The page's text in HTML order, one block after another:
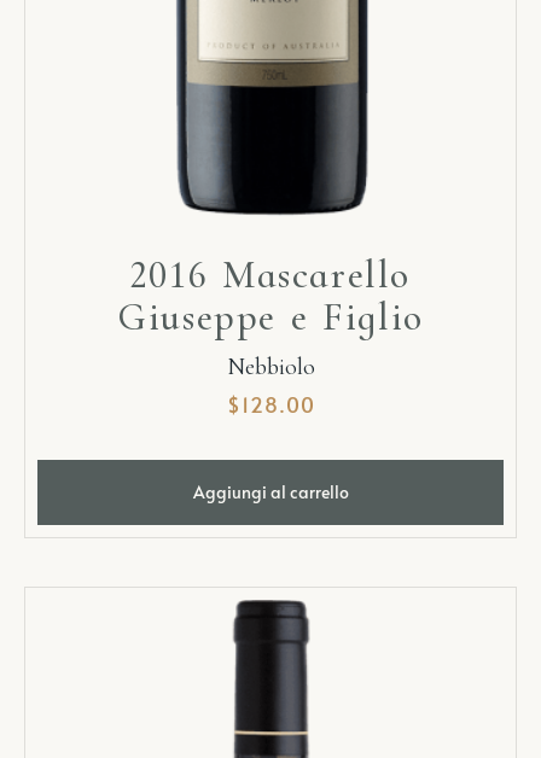
2016 Mascarello
Giuseppe e Figlio
Nebbiolo
$ 128.00
Aggiungi al carrello